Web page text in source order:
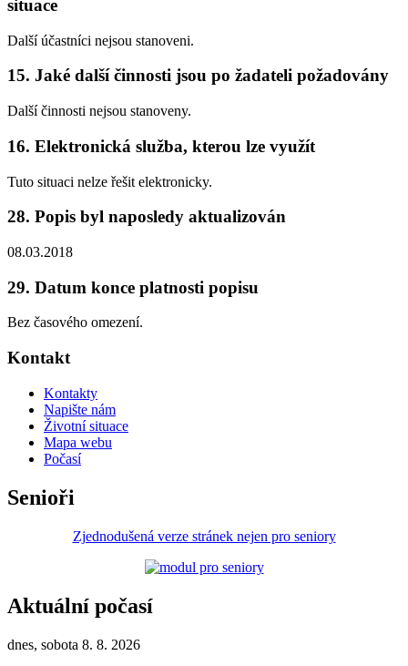
situace
Další účastníci nejsou stanoveni.
15. Jaké další činnosti jsou po žadateli požadovány
Další činnosti nejsou stanoveny.
16. Elektronická služba, kterou lze využít
Tuto situaci nelze řešit elektronicky.
28. Popis byl naposledy aktualizován
08.03.2018
29. Datum konce platnosti popisu
Bez časového omezení.
Kontakt
Kontakty
Napište nám
Životní situace
Mapa webu
Počasí
Senioři
Zjednodušená verze stránek nejen pro seniory
Aktuální počasí
dnes, sobota 8. 8. 2026